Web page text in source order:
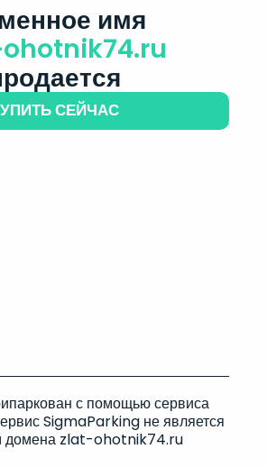
имя
СЕЙЧАС
с помощью сервиса
SigmaParking не является
домена zlat-ohotnik74.ru